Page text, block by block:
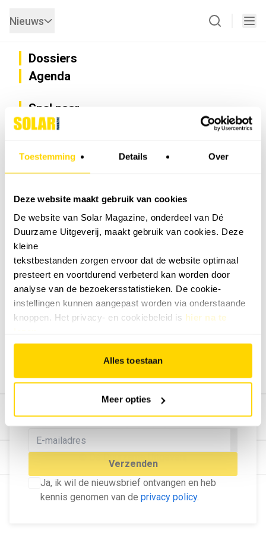
Toestemming Details Over
Deze website maakt gebruik van cookies
De website van Solar Magazine, onderdeel van Dé
Duurzame Uitgeverij, maakt gebruik van cookies. Deze
kleine
tekstbestanden zorgen ervoor dat de website optimaal
presteert en voortdurend verbeterd kan worden door
analyse van de bezoekersstatistieken. De cookie-
instellingen kunnen aangepast worden via onderstaande
knoppen. Het privacy- en cookiebeleid is hier na te
Alles toestaan
Meer opties
MELD U AAN VOOR ONZE
NIEUWSBRIEF
Blijf op de hoogte van het laatste nieuws!
Verzenden
Ja, ik wil de nieuwsbrief ontvangen en heb
kennis genomen van de privacy policy.
Nieuws
Dossiers
Agenda
Snel naar
Privacy
Nieuwsbrief
Vacatures
Installateurzoeker
Cookievoorkeuren wijzigen
English
Geef ons feedback
Vertel ons wat je van onze website vindt.
Tip de redactie
Bekijk hier de mogelijkheden.
© Dé Duurzame Uitgeverij